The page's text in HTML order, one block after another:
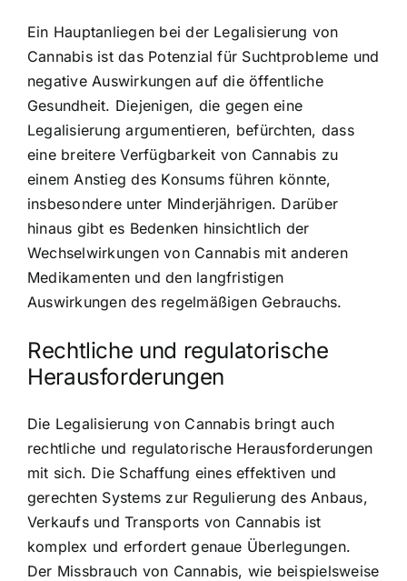
Ein Hauptanliegen bei der Legalisierung von
Cannabis ist das Potenzial für Suchtprobleme und
negative Auswirkungen auf die öffentliche
Gesundheit. Diejenigen, die gegen eine
Legalisierung argumentieren, befürchten, dass
eine breitere Verfügbarkeit von Cannabis zu
einem Anstieg des Konsums führen könnte,
insbesondere unter Minderjährigen. Darüber
hinaus gibt es Bedenken hinsichtlich der
Wechselwirkungen von Cannabis mit anderen
Medikamenten und den langfristigen
Auswirkungen des regelmäßigen Gebrauchs.
Rechtliche und regulatorische
Herausforderungen
Die Legalisierung von Cannabis bringt auch
rechtliche und regulatorische Herausforderungen
mit sich. Die Schaffung eines effektiven und
gerechten Systems zur Regulierung des Anbaus,
Verkaufs und Transports von Cannabis ist
komplex und erfordert genaue Überlegungen.
Der Missbrauch von Cannabis, wie beispielsweise